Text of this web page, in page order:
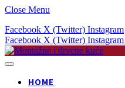
Close Menu
Facebook X (Twitter) Instagram
Facebook X (Twitter) Instagram
HOME